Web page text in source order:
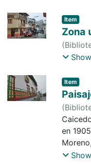
vista
Item
Zona
(
Borrero,
Item
(
Borrero
en
1923.